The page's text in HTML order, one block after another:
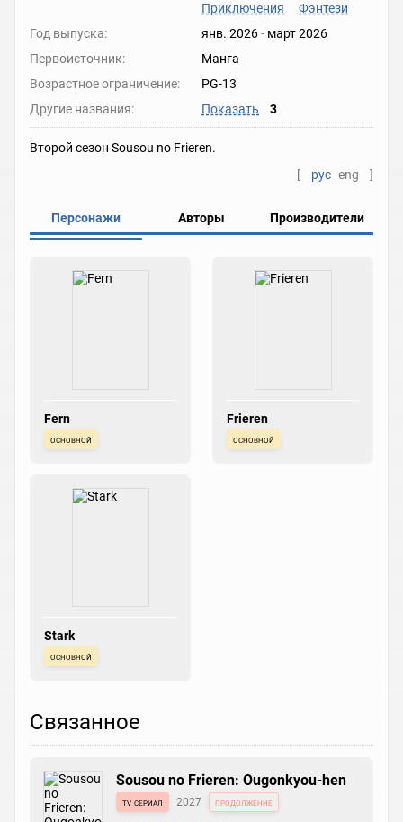
Приключения
Фэнтези
Год выпуска:
янв. 2026- март 2026
Первоисточник:
Манга
Возрастное ограничение:
PG-13
Другие названия:
Показать 3
Второй сезон Sousou no Frieren.
[
рус eng ]
Персонажи Авторы Производители
Fern
основной
Frieren
основной
Stark
основной
Связанное
Sousou no Frieren: Ougonkyou-hen
tv сериал 2027 продолжение